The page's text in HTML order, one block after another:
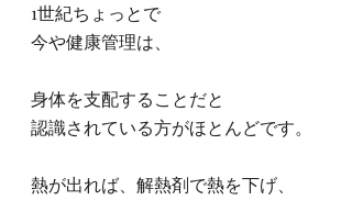
1世紀ちょっとで
今や健康管理は、
身体を支配することだと
認識されている方がほとんどです。
熱が出れば、解熱剤で熱を下げ、